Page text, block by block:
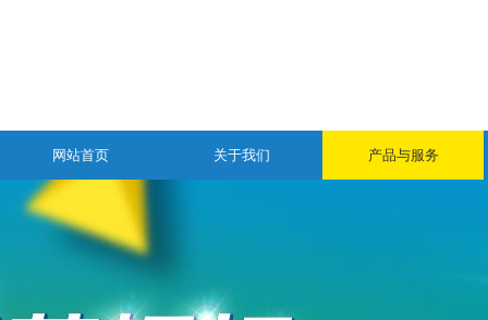
网站首页 关于我们 产品与服务